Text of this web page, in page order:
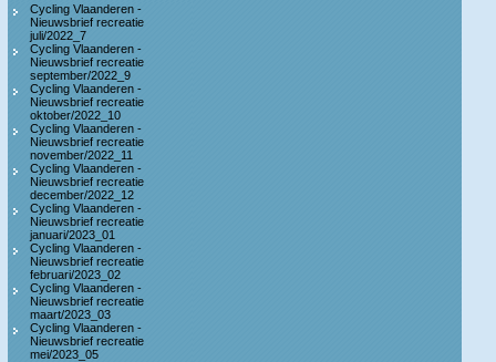
Cycling Vlaanderen -
Nieuwsbrief recreatie
juli/2022_7
Cycling Vlaanderen -
Nieuwsbrief recreatie
september/2022_9
Cycling Vlaanderen -
Nieuwsbrief recreatie
oktober/2022_10
Cycling Vlaanderen -
Nieuwsbrief recreatie
november/2022_11
Cycling Vlaanderen -
Nieuwsbrief recreatie
december/2022_12
Cycling Vlaanderen -
Nieuwsbrief recreatie
januari/2023_01
Cycling Vlaanderen -
Nieuwsbrief recreatie
februari/2023_02
Cycling Vlaanderen -
Nieuwsbrief recreatie
maart/2023_03
Cycling Vlaanderen -
Nieuwsbrief recreatie
mei/2023_05